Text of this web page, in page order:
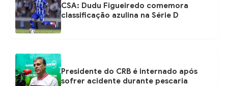
CSA: Dudu Figueiredo comemora
classificação azulina na Série D
Presidente do CRB é internado após
sofrer acidente durante pescaria